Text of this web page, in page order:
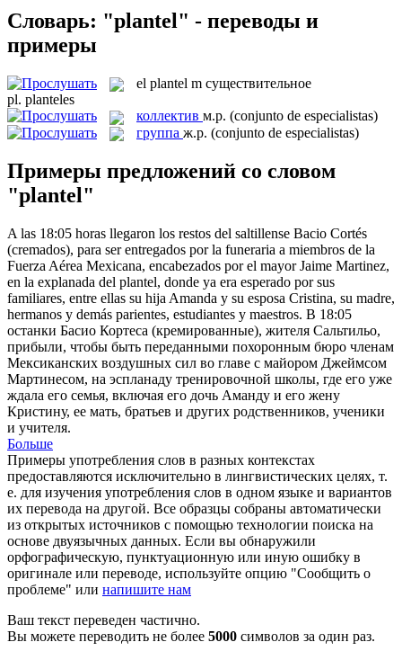
Словарь: "plantel" - переводы и
примеры
el plantel m существительное
pl. planteles
коллектив м.р. (conjunto de especialistas)
группа ж.р. (conjunto de especialistas)
Примеры предложений со словом
"plantel"
A las 18:05 horas llegaron los restos del saltillense Bacio Cortés
(cremados), para ser entregados por la funeraria a miembros de la
Fuerza Aérea Mexicana, encabezados por el mayor Jaime Martinez,
en la explanada del plantel, donde ya era esperado por sus
familiares, entre ellas su hija Amanda y su esposa Cristina, su madre,
hermanos y demás parientes, estudiantes y maestros. В 18:05
останки Басио Кортеса (кремированные), жителя Сальтильо,
прибыли, чтобы быть переданными похоронным бюро членам
Мексиканских воздушных сил во главе с майором Джеймсом
Мартинесом, на эспланаду тренировочной школы, где его уже
ждала его семья, включая его дочь Аманду и его жену
Кристину, ее мать, братьев и других родственников, ученики
и учителя.
Больше
Примеры употребления слов в разных контекстах
предоставляются исключительно в лингвистических целях, т.
е. для изучения употребления слов в одном языке и вариантов
их перевода на другой. Все образцы собраны автоматически
из открытых источников с помощью технологии поиска на
основе двуязычных данных. Если вы обнаружили
орфографическую, пунктуационную или иную ошибку в
оригинале или переводе, используйте опцию "Сообщить о
проблеме" или напишите нам
Ваш текст переведен частично.
Вы можете переводить не более 5000 символов за один раз.